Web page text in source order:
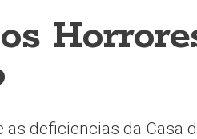
deficiencias da Casa